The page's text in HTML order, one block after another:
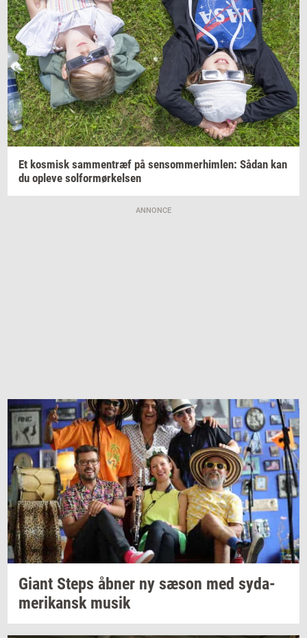
Et kos­misk sam­men­træf på sen­som­mer­him­len: Sådan kan
du op­le­ve sol­for­mør­kel­sen
ANNONCE
Giant Steps åbner ny sæson med sy­da­
me­ri­kanskmusik